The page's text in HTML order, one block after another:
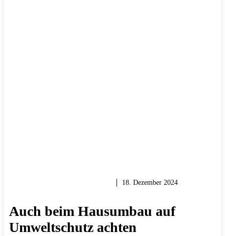
18. Dezember 2024
Auch beim Hausumbau auf
Umweltschutz achten